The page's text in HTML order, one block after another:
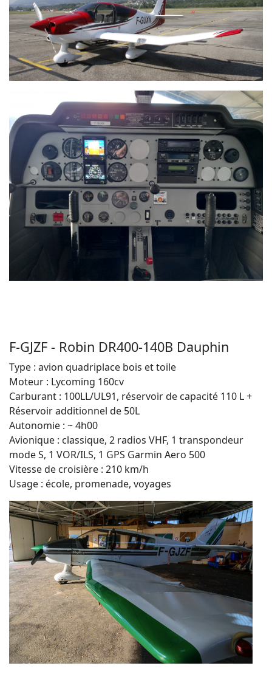
F-GJZF - Robin DR400-140B Dauphin
Type : avion quadriplace bois et toile
Moteur : Lycoming 160cv
Carburant : 100LL/UL91, réservoir de capacité 110 L +
Réservoir additionnel de 50L
Autonomie : ~ 4h00
Avionique : classique, 2 radios VHF, 1 transpondeur
mode S, 1 VOR/ILS, 1 GPS Garmin Aero 500
Vitesse de croisière : 210 km/h
Usage : école, promenade, voyages